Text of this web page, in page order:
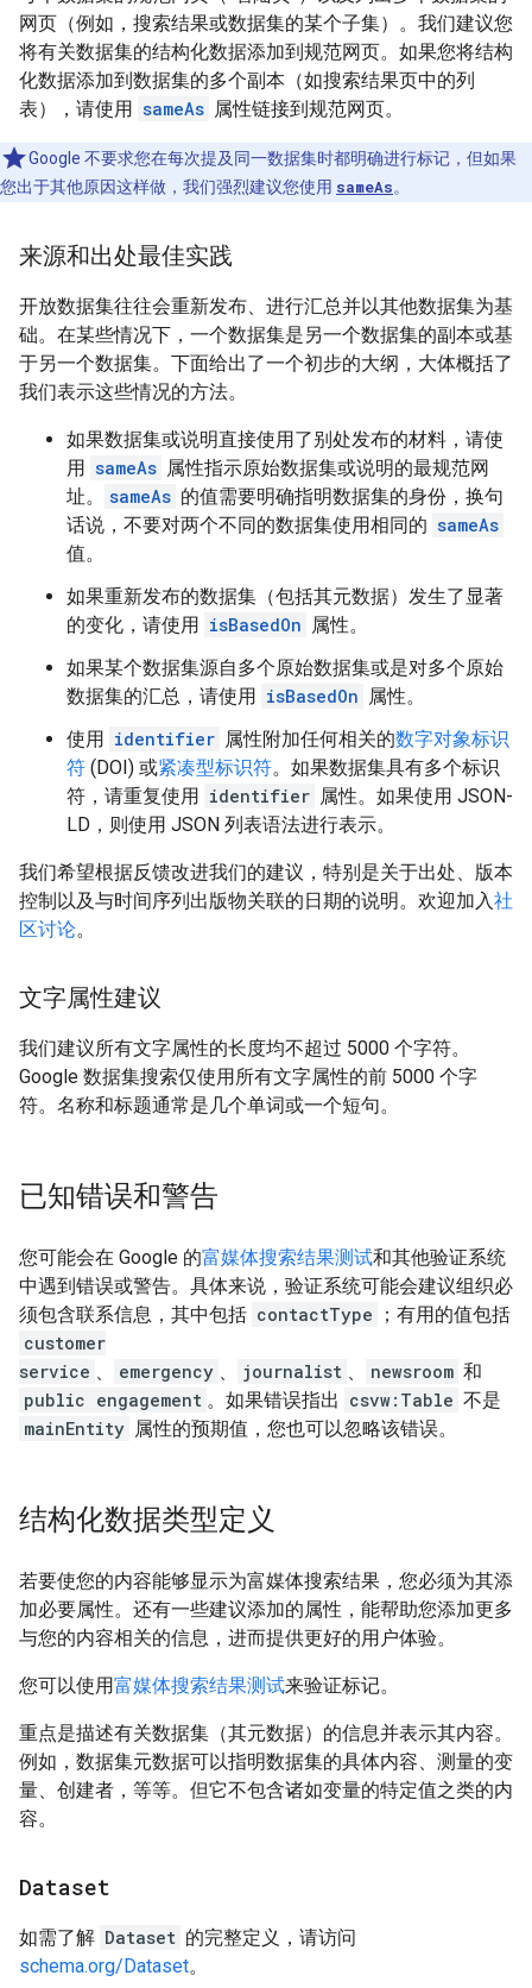
网页（例如，搜索结果或数据集的某个子集）。我们建议您
将有关数据集的结构化数据添加到规范网页。如果您将结构
化数据添加到数据集的多个副本（如搜索结果页中的列
表），请使用 sameAs 属性链接到规范网页。
Google 不要求您在每次提及同一数据集时都明确进行标记，但如果
您出于其他原因这样做，我们强烈建议您使用 sameAs。
来源和出处最佳实践
开放数据集往往会重新发布、进行汇总并以其他数据集为基
础。在某些情况下，一个数据集是另一个数据集的副本或基
于另一个数据集。下面给出了一个初步的大纲，大体概括了
我们表示这些情况的方法。
如果数据集或说明直接使用了别处发布的材料，请使
用 sameAs 属性指示原始数据集或说明的最规范网
址。
sameAs 的值需要明确指明数据集的身份，换句
话说，不要对两个不同的数据集使用相同的 sameAs
值。
如果重新发布的数据集（包括其元数据）发生了显著
的变化，请使用 isBasedOn 属性。
如果某个数据集源自多个原始数据集或是对多个原始
数据集的汇总，请使用 isBasedOn 属性。
使用 identifier 属性附加任何相关的数字对象标识
符 (DOI) 或紧凑型标识符。如果数据集具有多个标识
符，请重复使用 identifier 属性。如果使用 JSON-
LD，则使用 JSON 列表语法进行表示。
我们希望根据反馈改进我们的建议，特别是关于出处、版本
控制以及与时间序列出版物关联的日期的说明。欢迎加入社
区讨论。
文字属性建议
我们建议所有文字属性的长度均不超过 5000 个字符。
Google 数据集搜索仅使用所有文字属性的前 5000 个字
符。名称和标题通常是几个单词或一个短句。
已知错误和警告
您可能会在 Google 的富媒体搜索结果测试和其他验证系统
中遇到错误或警告。具体来说，验证系统可能会建议组织必
须包含联系信息，其中包括 contactType
；有用的值包括
customer
service 、 emergency 、 journalist 、 newsroom 和
public engagement 。如果错误指出 csvw:Table 不是
mainEntity 属性的预期值，您也可以忽略该错误。
结构化数据类型定义
若要使您的内容能够显示为富媒体搜索结果，您必须为其添
加必要属性。还有一些建议添加的属性，能帮助您添加更多
与您的内容相关的信息，进而提供更好的用户体验。
您可以使用富媒体搜索结果测试来验证标记。
重点是描述有关数据集（其元数据）的信息并表示其内容。
例如，数据集元数据可以指明数据集的具体内容、测量的变
量、创建者，等等。但它不包含诸如变量的特定值之类的内
容。
Dataset
如需了解 Dataset 的完整定义，请访问
schema.org/Dataset。